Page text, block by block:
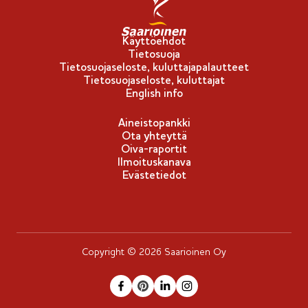
-
m
e
r
k
i
Käyttöehdot
Tietosuoja
Tietosuojaseloste, kuluttajapalautteet
Tietosuojaseloste, kuluttajat
English info
Aineistopankki
Ota yhteyttä
Oiva-raportit
Ilmoituskanava
Evästetiedot
Copyright © 2026 Saarioinen Oy